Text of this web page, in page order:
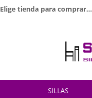
Elige tienda para comprar...
SILLAS